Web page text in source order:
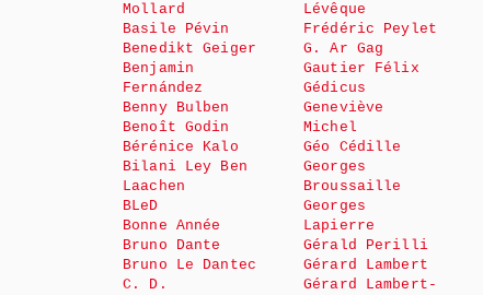
Mollard
Basile Pévin
Benedikt Geiger
Benjamin
Fernández
Benny Bulben
Benoît Godin
Bérénice Kalo
Bilani Ley Ben
Laachen
BLeD
Bonne Année
Bruno Dante
Bruno Le Dantec
C. D.
Lévêque
Frédéric Peylet
G. Ar Gag
Gautier Félix
Gédicus
Geneviève
Michel
Géo Cédille
Georges
Broussaille
Georges
Lapierre
Gérald Perilli
Gérard Lambert
Gérard Lambert-